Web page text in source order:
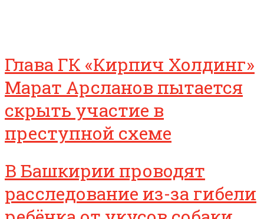
Глава ГК «Кирпич Холдинг»
Марат Арсланов пытается
скрыть участие в
преступной схеме
В Башкирии проводят
расследование из-за гибели